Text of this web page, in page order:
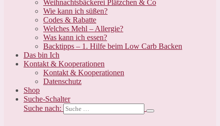
Weihnachtsbäckerei Plätzchen & Co
Wie kann ich süßen?
Codes & Rabatte
Welches Mehl – Allergie?
Was kann ich essen?
Backtipps – 1. Hilfe beim Low Carb Backen
Das bin Ich
Kontakt & Kooperationen
Kontakt & Kooperationen
Datenschutz
Shop
Suche-Schalter
Suche nach: